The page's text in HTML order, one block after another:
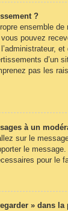
?
ensemble
pouvez
d’un
pas les
à un
sur le
le
pour le
» dans la